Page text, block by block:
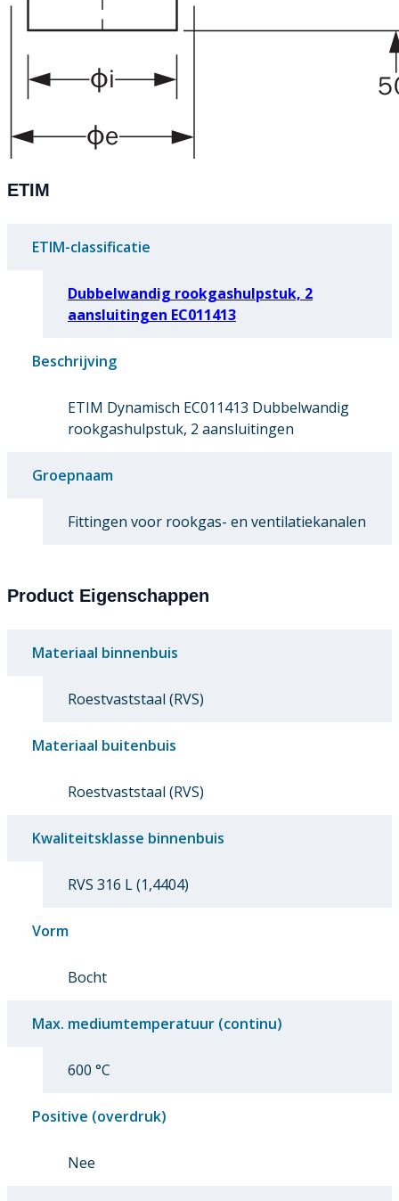
ETIM
ETIM-classificatie
Dubbelwandig rookgashulpstuk, 2
aansluitingen EC011413
Beschrijving
ETIM Dynamisch EC011413 Dubbelwandig
rookgashulpstuk, 2 aansluitingen
Groepnaam
Fittingen voor rookgas- en ventilatiekanalen
Product Eigenschappen
Materiaal binnenbuis
Roestvaststaal (RVS)
Materiaal buitenbuis
Roestvaststaal (RVS)
Kwaliteitsklasse binnenbuis
RVS 316 L (1,4404)
Vorm
Bocht
Max. mediumtemperatuur (continu)
600 °C
Positive (overdruk)
Nee